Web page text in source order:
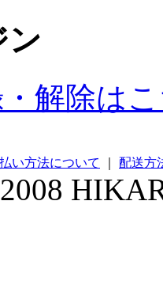
ン
解除は
い方法について 配送方